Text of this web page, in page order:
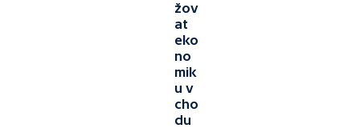
žov
at
eko
no
mik
u v
cho
du